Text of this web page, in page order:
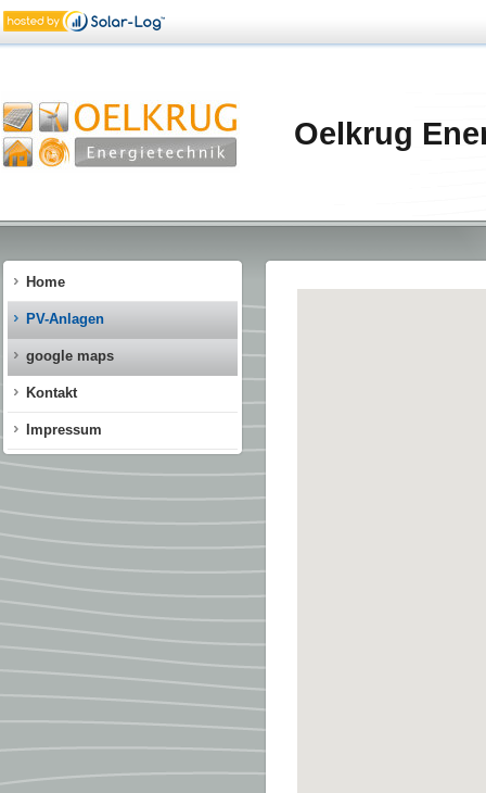
Oelkrug
Home
PV-Anlagen
google maps
Kontakt
Impressum